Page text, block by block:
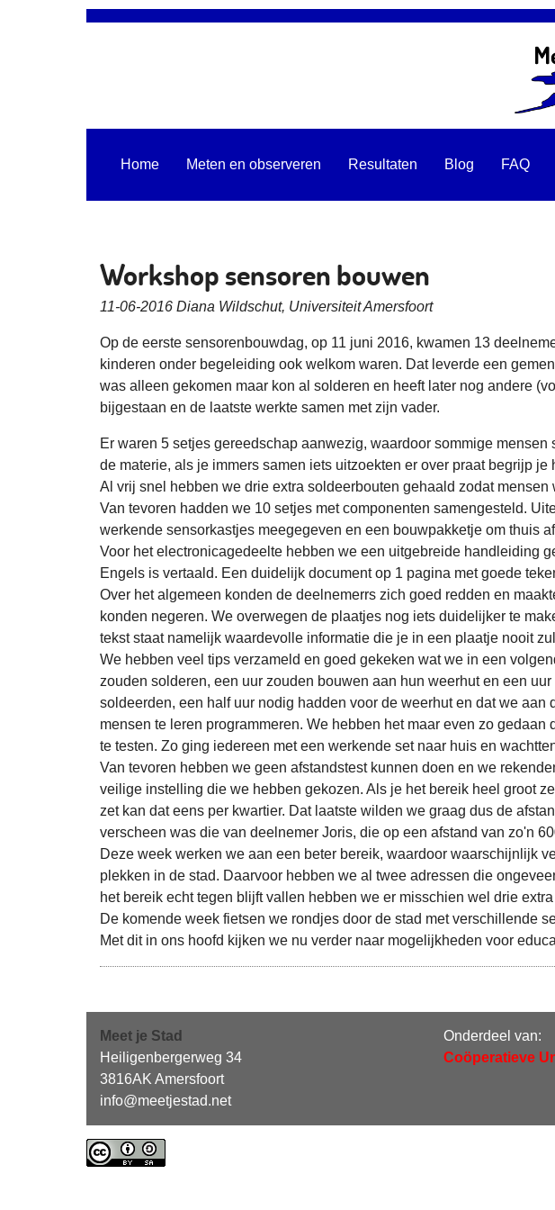
Home Meten en observeren Resultaten Blog FAQ
Workshop sensoren bouwen
11-06-2016 Diana Wildschut, Universiteit Amersfoort
Op de eerste sensorenbouwdag, op 11 juni 2016, kwamen 13
kinderen onder begeleiding ook welkom waren. Dat leverde een
was alleen gekomen maar kon al solderen en heeft later nog andere
bijgestaan en de laatste werkte samen met zijn vader.
Er waren 5 setjes gereedschap aanwezig, waardoor sommige
de materie, als je immers samen iets uitzoekten er over praat begrijp
Al vrij snel hebben we drie extra soldeerbouten gehaald zodat
Van tevoren hadden we 10 setjes met componenten samengesteld.
werkende sensorkastjes meegegeven en een bouwpakketje om thuis
Voor het electronicagedeelte hebben we een uitgebreide handleiding
Engels is vertaald. Een duidelijk document op 1 pagina met goede
Over het algemeen konden de deelnemerrs zich goed redden en
konden negeren. We overwegen de plaatjes nog iets duidelijker te
tekst staat namelijk waardevolle informatie die je in een plaatje nooit
We hebben veel tips verzameld en goed gekeken wat we in een
zouden solderen, een uur zouden bouwen aan hun weerhut en een
soldeerden, een half uur nodig hadden voor de weerhut en dat we
mensen te leren programmeren. We hebben het maar even zo
te testen. Zo ging iedereen met een werkende set naar huis en
Van tevoren hebben we geen afstandstest kunnen doen en we
veilige instelling die we hebben gekozen. Als je het bereik heel groot
zet kan dat eens per kwartier. Dat laatste wilden we graag dus de
verscheen was die van deelnemer Joris, die op een afstand van zo'n
Deze week werken we aan een beter bereik, waardoor waarschijnlijk
plekken in de stad. Daarvoor hebben we al twee adressen die
het bereik echt tegen blijft vallen hebben we er misschien wel drie
De komende week fietsen we rondjes door de stad met verschillende
Met dit in ons hoofd kijken we nu verder naar mogelijkheden voor
Meet je Stad
Heiligenbergerweg 34
3816AK Amersfoort
info@meetjestad.net
Onderdeel van:
Coöperatieve